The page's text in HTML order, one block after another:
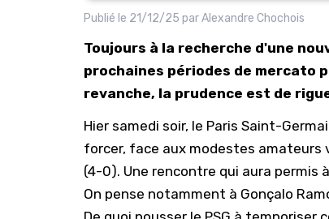
Publié le 21/12/25 parAlexandre Chochois
Toujours à la recherche d'une
prochaines périodes de mercato
revanche, la prudence est de
Hier samedi soir, le Paris Saint-
forcer, face aux modestes amateurs
(4-0). Une rencontre qui aura permis
On pense notamment à Gonçalo